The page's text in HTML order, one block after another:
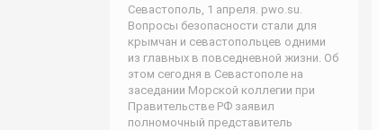
Севастополь, 1 апреля. pwo.su.
Вопросы безопасности стали для
крымчан и севастопольцев одними
из главных в повседневной жизни. Об
этом сегодня в Севастополе на
заседании Морской коллегии при
Правительстве РФ заявил
полномочный представитель